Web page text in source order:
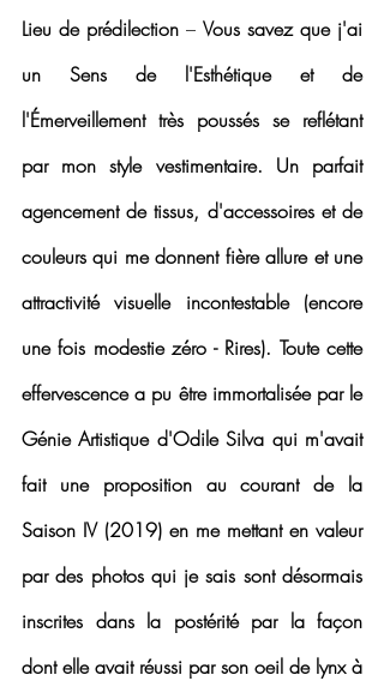
Lieu de prédilection – Vous savez que j'ai
un Sens de l'Esthétique et de
l'Émerveillement très poussés se reflétant
par mon style vestimentaire. Un parfait
agencement de tissus, d'accessoires et de
couleurs qui me donnent fière allure et une
attractivité visuelle incontestable (encore
une fois modestie zéro - Rires). Toute cette
effervescence a pu être immortalisée par le
Génie Artistique d'Odile Silva qui m'avait
fait une proposition au courant de la
Saison IV (2019) en me mettant en valeur
par des photos qui je sais sont désormais
inscrites dans la postérité par la façon
dont elle avait réussi par son oeil de lynx à